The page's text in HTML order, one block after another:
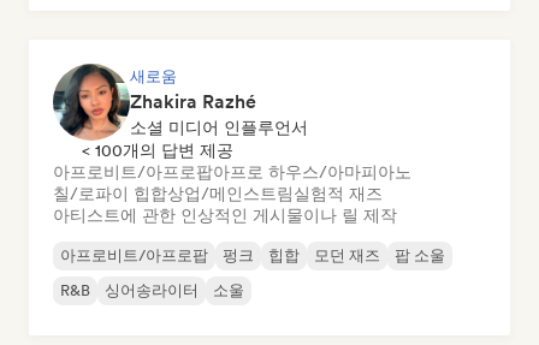
새로움
Zhakira Razhé
소셜 미디어 인플루언서
< 100개의 답변 제공
아프로비트/아프로팝아프로 하우스/아마피아노
칠/로파이 힙합상업/메인스트림실험적 재즈
아티스트에 관한 인상적인 게시물이나 릴 제작
아프로비트/아프로팝 펑크 힙합 모던 재즈
팝 소울
R&B
싱어송라이터 소울